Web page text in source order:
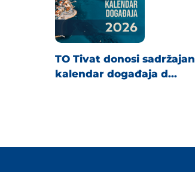
TO Tivat donosi sadržajan
kalendar događaja d...